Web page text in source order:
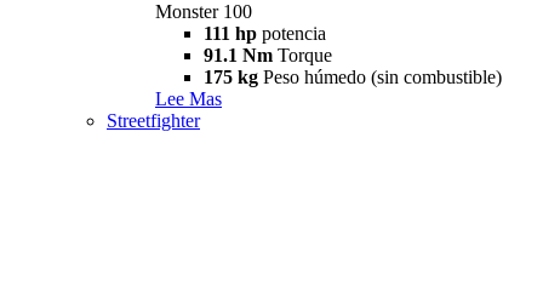
Monster 100
111 hp potencia
91.1 Nm Torque
175 kg Peso húmedo (sin combustible)
Lee Mas
Streetfighter